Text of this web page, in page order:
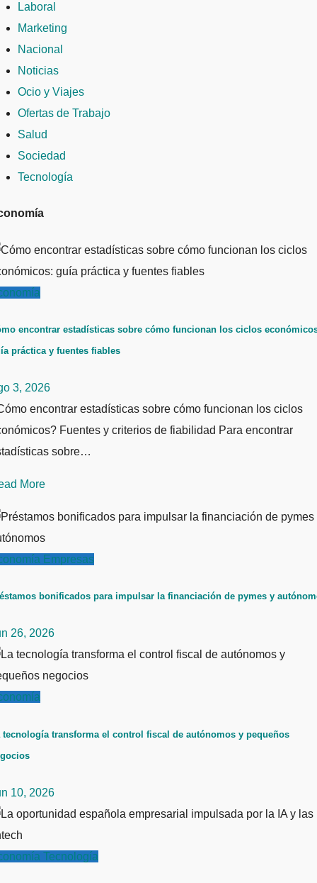
Laboral
Marketing
Nacional
Noticias
Ocio y Viajes
Ofertas de Trabajo
Salud
Sociedad
Tecnología
encontrar estadísticas sobre cómo funcionan los ciclos
práctica y fuentes fiables
3, 2026
encontrar estadísticas sobre cómo funcionan los ciclos
Fuentes y criterios de fiabilidad Para encontrar
sobre…
More
Empresas
bonificados para impulsar la financiación de pymes y
26, 2026
tecnología transforma el control fiscal de autónomos y pequeños
10, 2026
Tecnología